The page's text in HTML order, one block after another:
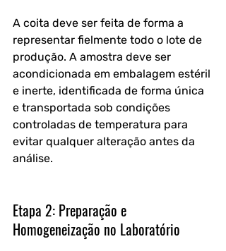
A coita deve ser feita de forma a
representar fielmente todo o lote de
produção. A amostra deve ser
acondicionada em embalagem estéril
e inerte, identificada de forma única
e transportada sob condições
controladas de temperatura para
evitar qualquer alteração antes da
análise.
Etapa 2: Preparação e
Homogeneização no Laboratório